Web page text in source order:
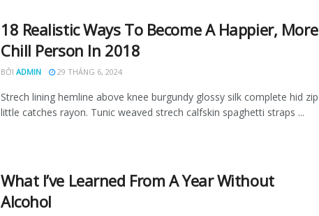
18 Realistic Ways To Become A Happier, More
Chill Person In 2018
BỞI ADMIN 29 THÁNG 6, 2024
Strech lining hemline above knee burgundy glossy silk complete hid zip
little catches rayon. Tunic weaved strech calfskin spaghetti straps ...
What I’ve Learned From A Year Without
Alcohol